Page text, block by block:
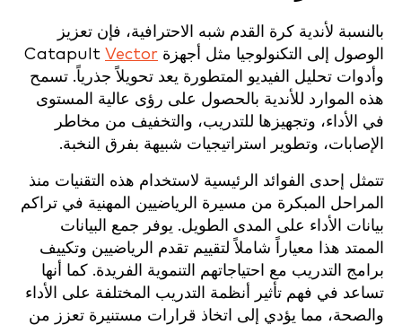
بالنسبة لأندية كرة القدم شبه الاحترافية، فإن تعزيز
الوصول إلى التكنولوجيا مثل أجهزة Catapult Vector
وأدوات تحليل الفيديو المتطورة يعد تحويلاً جذرياً. تسمح
هذه الموارد للأندية بالحصول على رؤى عالية المستوى
في الأداء، وتجهيزها للتدريب، والتخفيف من مخاطر
الإصابات، وتطوير استراتيجيات شبيهة بفرق النخبة.
تتمثل إحدى الفوائد الرئيسية لاستخدام هذه التقنيات منذ
المراحل المبكرة من مسيرة الرياضيين المهنية في تراكم
بيانات الأداء على المدى الطويل. يوفر جمع البيانات
الممتد هذا معياراً شاملاً لتقييم تقدم الرياضيين وتكييف
برامج التدريب مع احتياجاتهم التنموية الفريدة. كما أنها
تساعد في فهم تأثير أنظمة التدريب المختلفة على الأداء
والصحة، مما يؤدي إلى اتخاذ قرارات مستنيرة تعزز من